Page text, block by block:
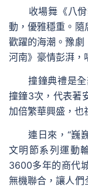
收場舞《八佾
動，優雅穩重。隨
歡躍的海潮。豫劇
河南》豪情彭湃，
撞鐘典禮是全
撞鐘3次，代表著
加倍繁華興盛，也
連日來，“巍巍
文明節系列運動
3600多年的商代
無機聯合，讓人們